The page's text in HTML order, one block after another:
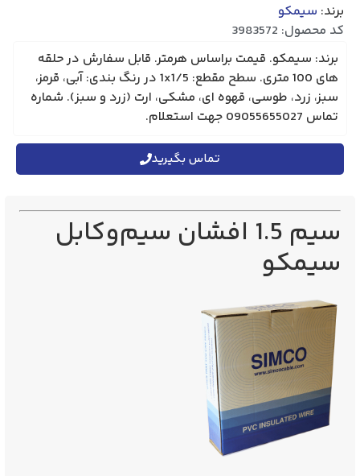
برند: سیمکو
کد محصول: 3983572
برند: سیمکو. قیمت براساس هرمتر. قابل سفارش در حلقه
های 100 متری. سطح مقطع: 1x1/5 در رنگ بندی: آبی، قرمز،
سبز، زرد، طوسی، قهوه ای، مشکی، ارت (زرد و سبز). شماره
تماس 09055655027 جهت استعلام.
تماس بگیرید
سیم‌ 1.5 افشان سیم‌و‌کابل
سیمکو